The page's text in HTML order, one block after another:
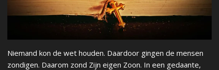
Niemand kon de wet houden. Daardoor gingen de mensen
zondigen. Daarom zond Zijn eigen Zoon. In een gedaante,